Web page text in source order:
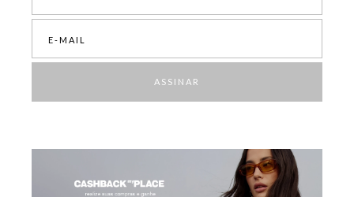
ASSINAR